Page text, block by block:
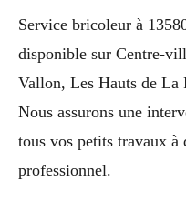
Service bricoleur à
disponible sur Centre-
Vallon, Les Hauts de La
Nous assurons une
tous vos petits travaux
professionnel.